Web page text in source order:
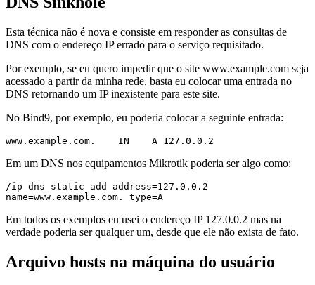
Esta técnica não é nova e consiste em responder as consultas de
DNS com o endereço IP errado para o serviço requisitado.
Por exemplo, se eu quero impedir que o site www.example.com seja
acessado a partir da minha rede, basta eu colocar uma entrada no
DNS retornando um IP inexistente para este site.
No Bind9, por exemplo, eu poderia colocar a seguinte entrada:
www.example.com.    IN    A 127.0.0.2
Em um DNS nos equipamentos Mikrotik poderia ser algo como:
/ip dns static add address=127.0.0.2
name=www.example.com. type=A
Em todos os exemplos eu usei o endereço IP 127.0.0.2 mas na
verdade poderia ser qualquer um, desde que ele não exista de fato.
Arquivo hosts na máquina do usuário